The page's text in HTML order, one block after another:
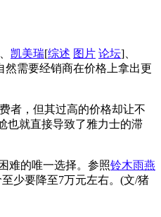
凯美瑞[综述 图片 论坛]、
需要经销商在价格上拿出更
者，但其过高的价格却让不
也就直接导致了雅力士的滞
难的唯一选择。参照铃木雨燕
少要降至7万元左右。(文/猪